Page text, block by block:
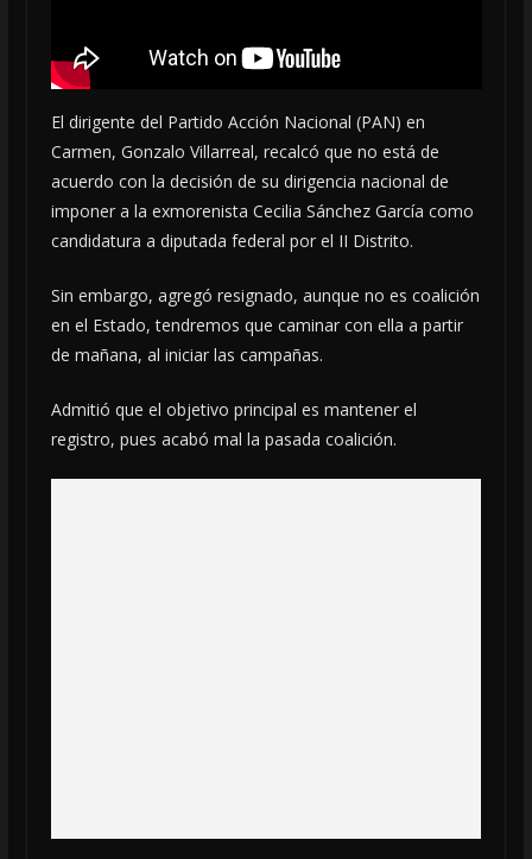
El dirigente del Partido Acción Nacional (PAN) en
Carmen, Gonzalo Villarreal, recalcó que no está de
acuerdo con la decisión de su dirigencia nacional de
imponer a la exmorenista Cecilia Sánchez García como
candidatura a diputada federal por el II Distrito.
Sin embargo, agregó resignado, aunque no es coalición
en el Estado, tendremos que caminar con ella a partir
de mañana, al iniciar las campañas.
Admitió que el objetivo principal es mantener el
registro, pues acabó mal la pasada coalición.